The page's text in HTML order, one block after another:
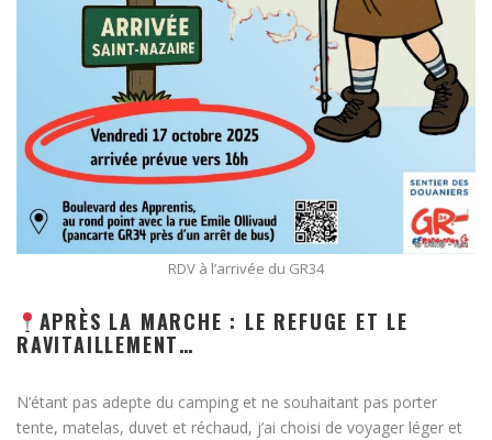
RDV à l’arrivée du GR34
APRÈS LA MARCHE : LE REFUGE ET LE
RAVITAILLEMENT…
N’étant pas adepte du camping et ne souhaitant pas porter
tente, matelas, duvet et réchaud, j’ai choisi de voyager léger et